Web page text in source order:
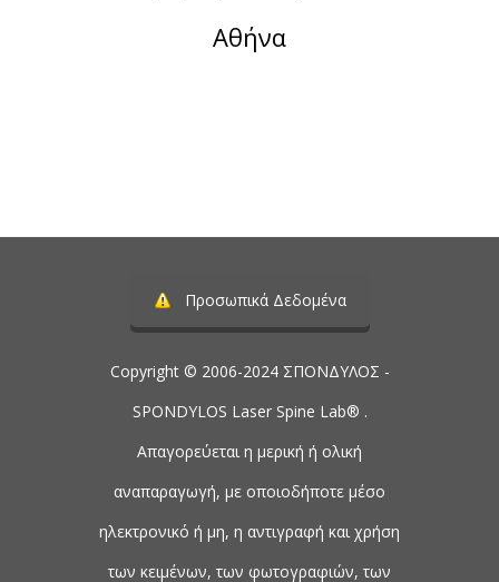
Αθήνα
Προσωπικά Δεδομένα
Copyright © 2006-2024 ΣΠΟΝΔΥΛΟΣ -
SPONDYLOS Laser Spine Lab® .
Απαγορεύεται η μερική ή ολική
αναπαραγωγή, με οποιοδήποτε μέσο
ηλεκτρονικό ή μη, η αντιγραφή και χρήση
των κειμένων, των φωτογραφιών, των